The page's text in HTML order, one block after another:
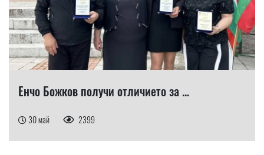
Енчо Божков получи отличието за ...
30 май 2399